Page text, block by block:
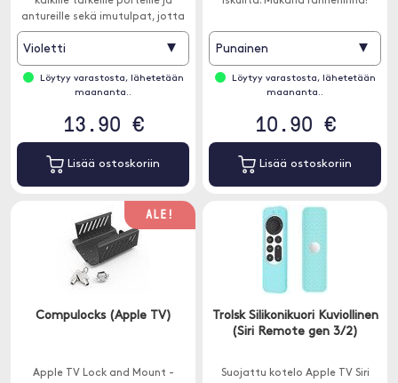
antureille sekä imutulpat, jotta
se pysyy vakaasti television
penkillä tai hyllyllä.
Violetti ▾
Löytyy varastosta, lähetetään
maananta..
13.90 €
Lisää ostoskoriin
Punainen ▾
Löytyy varastosta, lähetetään
maananta..
10.90 €
Lisää ostoskoriin
ALE!
Compulocks (Apple TV)
Apple TV Lock and Mount -
Trolsk Silikonikuori Kuviollinen
(Siri Remote gen 3/2)
Suojattu kotelo Apple TV Siri